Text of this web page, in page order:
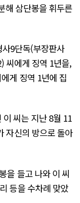
해 삼단봉을 휘두른
9단독(부장판사
씨에게 징역 1년을,
게 징역 1년에 집
씨는 지난 8월 11
자신의 방으로 돌아
을 들고 나와 이 씨
등을 수차례 맞았